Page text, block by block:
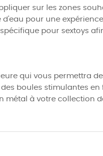
sur les zones
pour une
pour sextoys
qui vous permettra
boules stimulantes
à votre collection